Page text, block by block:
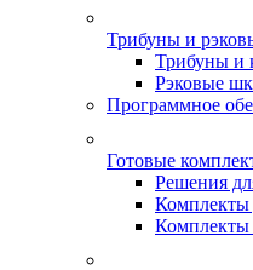
Трибуны и
Трибуны и
Рэковые
Программное
Готовые
Решения
Комплекты
Комплекты